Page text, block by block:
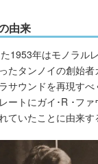
由来
1953年はモノラル
たタンノイの創始
サウンドを再現すべ
ートにガイ･R ･フ
ていたことに由来す